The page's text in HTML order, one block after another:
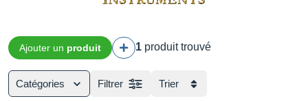
Ajouter un produit 1 produit trouvé
Catégories Filtrer Trier